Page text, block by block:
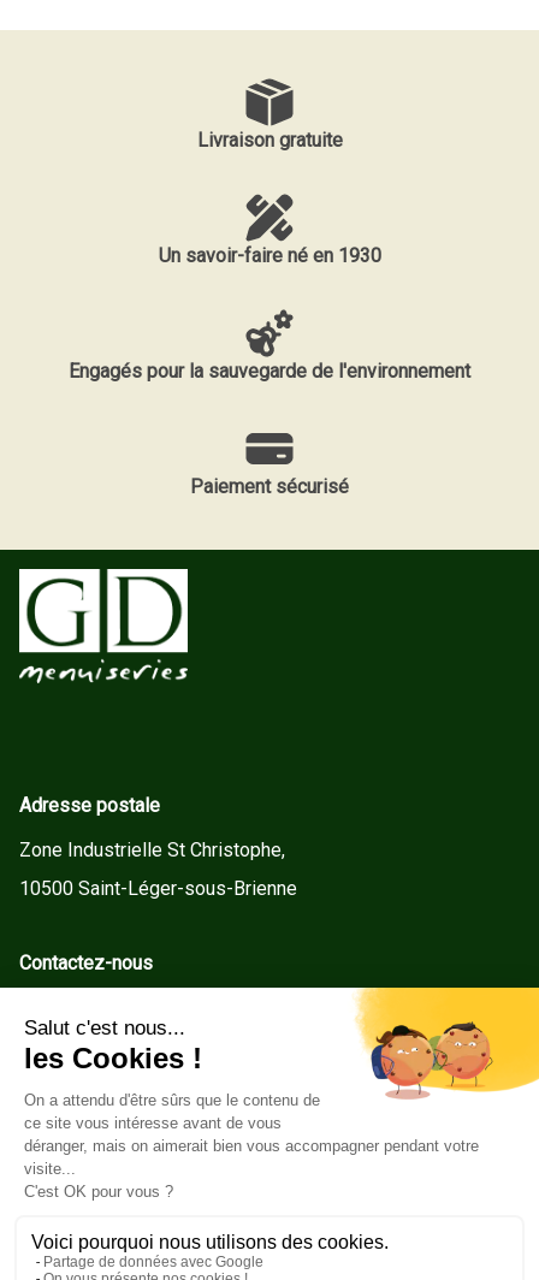
Livraison gratuite
Un savoir-faire né en 1930
Engagés pour la sauvegarde de l'environnement
Paiement sécurisé
Adresse postale
Zone Industrielle St Christophe,
10500 Saint-Léger-sous-Brienne
Contactez-nous
Tel : +33(0)3 25 92 78 60
Service client
Conditions Générales de Vente
Mentions légales
Politique de cookies